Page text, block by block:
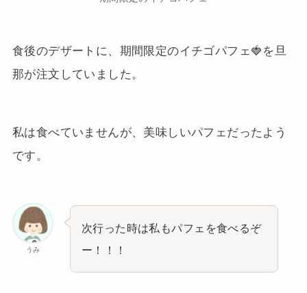
食後のデザートに、期間限定のイチゴパフェ🍓を旦
那が注文していました。
私は食べていませんが、美味しいパフェだったよう
です。
うみ
次行った時は私もパフェを食べるぞ
ー！！！